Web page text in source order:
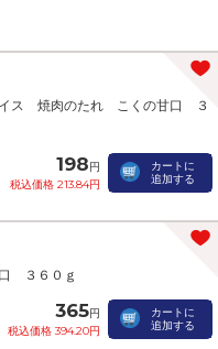
イス 焼肉のたれ こくの甘口 ３
198円
税込価格 213.84円
カートに
追加する
３６０ｇ
365円
税込価格 394.20円
カートに
追加する